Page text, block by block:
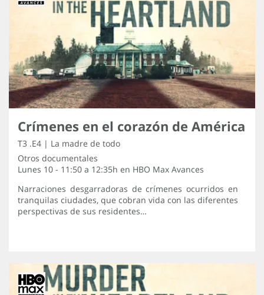
Crímenes en el corazón de América
T3 .E4 | La madre de todo
Otros documentales
Lunes 10 - 11:50 a 12:35h en HBO Max Avances
Narraciones desgarradoras de crímenes ocurridos en
tranquilas ciudades, que cobran vida con las diferentes
perspectivas de sus residentes…